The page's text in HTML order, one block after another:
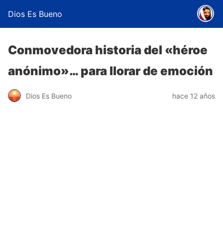
Dios Es Bueno
Conmovedora historia del «héroe
anónimo»… para llorar de emoción
Dios Es Bueno hace 12 años